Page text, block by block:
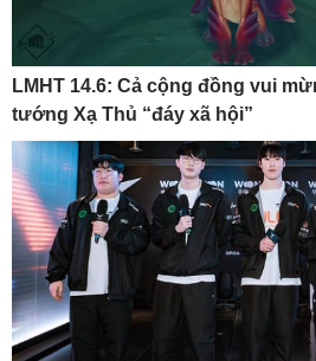
LMHT 14.6: Cả cộng đồng vui
tướng Xạ Thủ “đáy xã hội”